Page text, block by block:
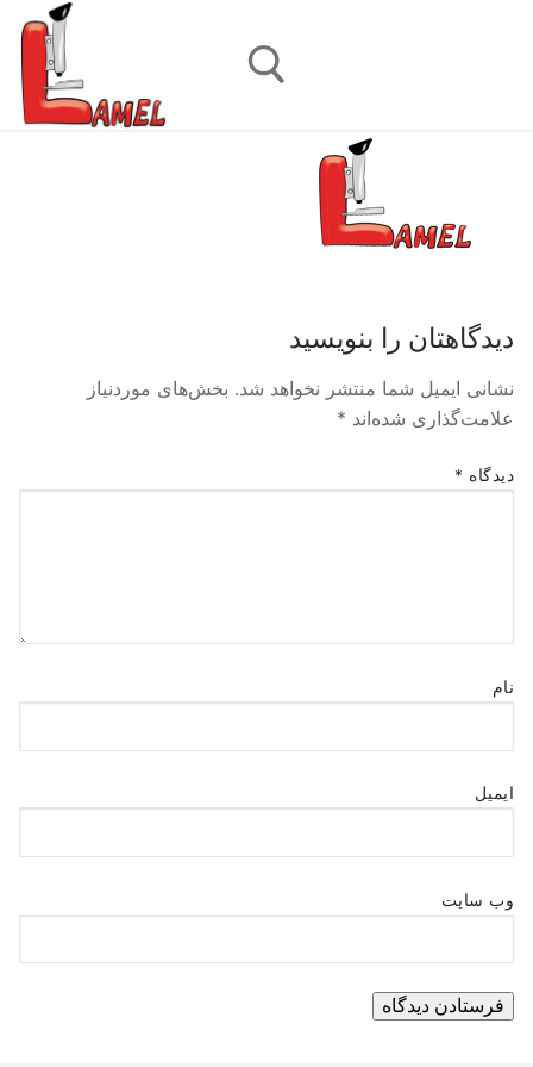
دیدگاهتان را بنویسید
نشانی ایمیل شما منتشر نخواهد شد. بخش‌های موردنیاز
علامت‌گذاری شده‌اند *
دیدگاه *
نام
ایمیل
وب‌ سایت